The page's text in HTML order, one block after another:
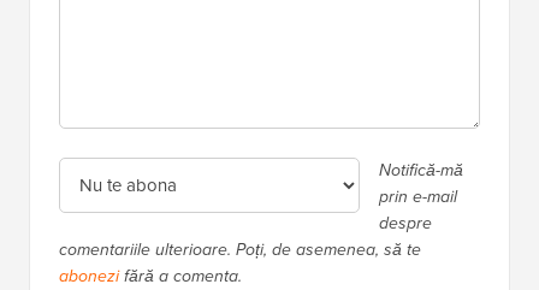
Notifică-mă
prin e-mail
despre
comentariile ulterioare. Poți, de asemenea, să te
abonezifără a comenta.